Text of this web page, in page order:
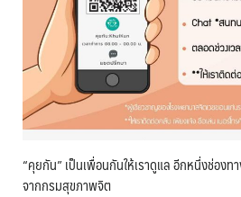
“คุยกัน” เป็นเพื่อนกันให้เราดูแล อีกหนึ่งช่องท
จากกรมสุขภาพจิต